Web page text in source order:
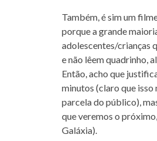
Também, é sim um
porque a grande
adolescentes/crianças
e não lêem quadrinho,
Então, acho que
minutos (claro que isso
parcela do público),
que veremos o
Galáxia).